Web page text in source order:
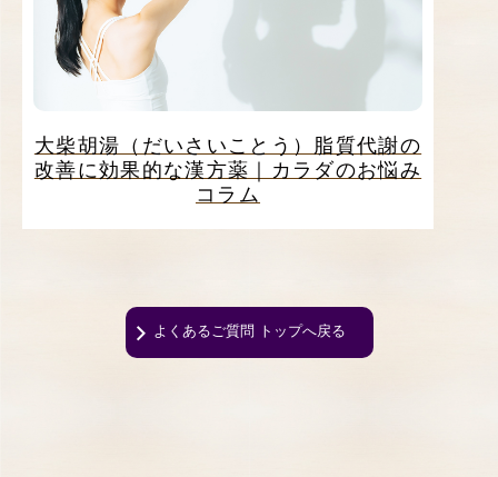
大柴胡湯（だいさいことう）脂質代謝の
改善に効果的な漢方薬｜カラダのお悩み
コラム
よくあるご質問 トップへ戻る